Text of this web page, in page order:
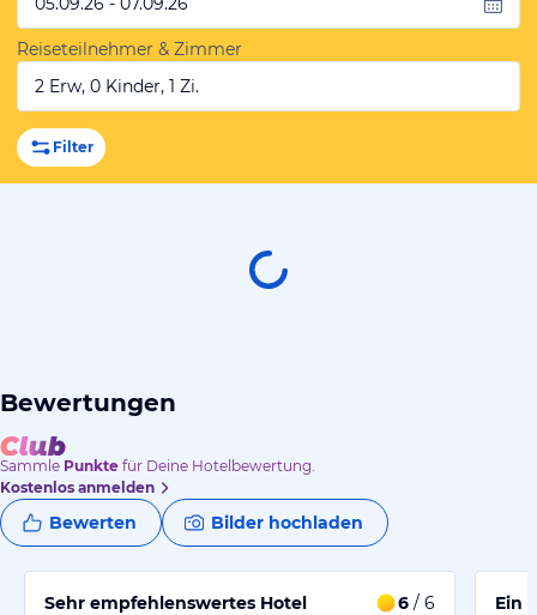
Reiseteilnehmer & Zimmer
2 Erw, 0 Kinder, 1 Zi.
Filter
Bewertungen
Sammle Punkte für Deine Hotelbewertung.
Kostenlos anmelden
Bewerten Bilder hochladen
Sehr empfehlenswertes Hotel 6 / 6 Ein